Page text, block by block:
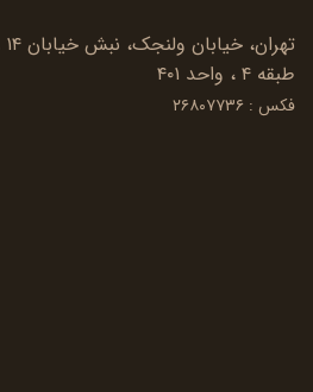
طبقه ۴ ، واحد ۴۰۱
فکس : ۲۶۸۰۷۷۳۶